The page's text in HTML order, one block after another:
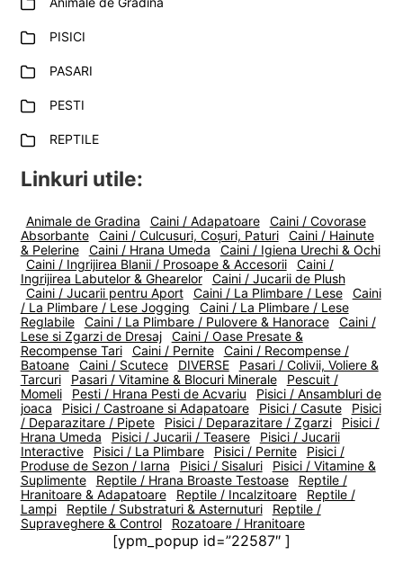
PISICI
PASARI
PESTI
REPTILE
Linkuri utile:
Animale de Gradina Caini / Adapatoare
Caini / Covorase
Absorbante
Caini / Culcusuri, Coșuri, Paturi
Caini / Hainute
& Pelerine
Caini / Hrana Umeda
Caini / Igiena Urechi & Ochi
Caini / Ingrijirea Blanii / Prosoape & Accesorii
Caini /
Ingrijirea Labutelor & Ghearelor
Caini / Jucarii de Plush
Caini / Jucarii pentru Aport
Caini / La Plimbare / Lese
Caini
/ La Plimbare / Lese Jogging
Caini / La Plimbare / Lese
Reglabile
Caini / La Plimbare / Pulovere & Hanorace
Caini /
Lese si Zgarzi de Dresaj
Caini / Oase Presate &
Recompense Tari
Caini / Pernite
Caini / Recompense /
Batoane
Caini / Scutece DIVERSE
Pasari / Colivii, Voliere &
Tarcuri
Pasari / Vitamine & Blocuri Minerale
Pescuit /
Momeli
Pesti / Hrana Pesti de Acvariu
Pisici / Ansambluri de
joaca
Pisici / Castroane si Adapatoare Pisici / Casute
Pisici
/ Deparazitare / Pipete
Pisici / Deparazitare / Zgarzi
Pisici /
Hrana Umeda
Pisici / Jucarii / Teasere
Pisici / Jucarii
Interactive
Pisici / La Plimbare Pisici / Pernite
Pisici /
Produse de Sezon / Iarna
Pisici / Sisaluri
Pisici / Vitamine &
Suplimente
Reptile / Hrana Broaste Testoase
Reptile /
Hranitoare & Adapatoare
Reptile / Incalzitoare
Reptile /
Lampi
Reptile / Substraturi & Asternuturi
Reptile /
Supraveghere & Control
Rozatoare / Hranitoare
[ypm_popup id=”22587″ ]